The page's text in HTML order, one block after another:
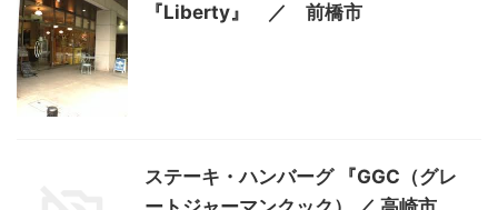
『Liberty』 ／ 前橋市
ステーキ・ハンバーグ 『GGC（グレ